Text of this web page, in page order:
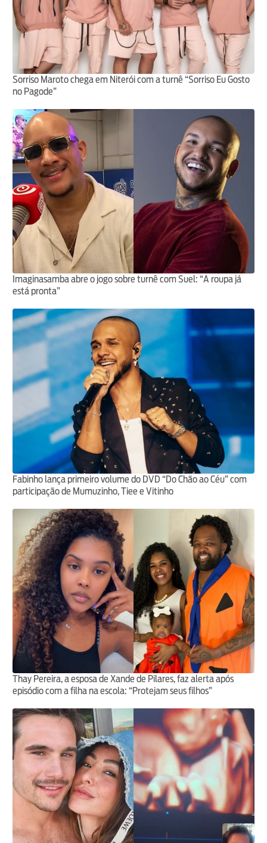
Sorriso Maroto chega em Niterói com a turnê “Sorriso Eu Gosto
no Pagode”
Imaginasamba abre o jogo sobre turnê com Suel: “A roupa já
está pronta”
Fabinho lança primeiro volume do DVD “Do Chão ao Céu” com
participação de Mumuzinho, Tiee e Vitinho
Thay Pereira, a esposa de Xande de Pilares, faz alerta após
episódio com a filha na escola: “Protejam seus filhos”